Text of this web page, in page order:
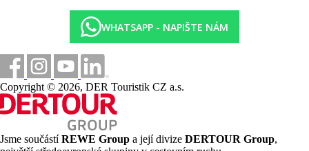
WHATSAPP - NAPIŠTE NÁM
Copyright © 2026, DER Touristik CZ a.s.
Jsme součástí REWE Group a její divize DERTOUR Group,